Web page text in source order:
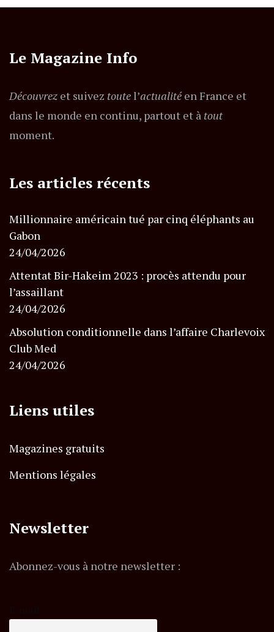
Le Magazine Info
Découvrez et suivez toutel’actualitéen France et
dans le monde en continu, partout et à tout
moment.
Les articles récents
Millionnaire américain tué par cinq éléphants au
Gabon
24/04/2026
Attentat Bir-Hakeim 2023 : procès attendu pour
l’assaillant
24/04/2026
Absolution conditionnelle dans l’affaire Charlevoix
Club Med
24/04/2026
Liens utiles
Magazines gratuits
Mentions légales
Newsletter
Abonnez-vous à notre newsletter :